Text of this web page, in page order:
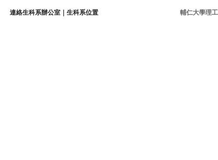
連絡生科系辦公室 ｜ 生科系位置 輔仁大學理